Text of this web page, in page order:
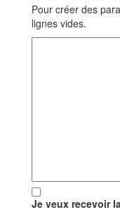
Pour créer des
lignes vides.
Je veux recevoir